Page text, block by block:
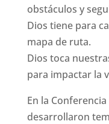
obstáculos y
Dios tiene para
mapa de ruta.
Dios toca
para impactar la
En la
desarrollaron